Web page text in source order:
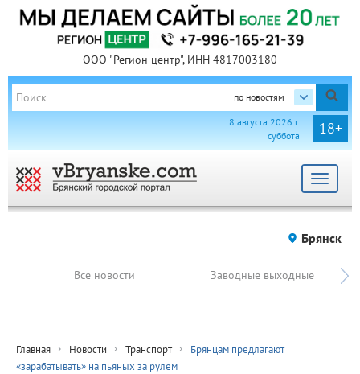
ООО "Регион центр", ИНН 4817003180
по новостям
18+
8 августа 2026 г.
суббота
Toggle
Брянск
Все новости Заводные выходные
Главная Новости Транспорт
Брянцам предлагают
«зарабатывать» на пьяных за рулем